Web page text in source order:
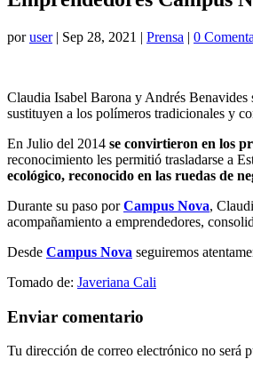
poruser| Sep 28, 2021 | Prensa | 0
Claudia Isabel Barona y Andrés Benavides
sustituyen a los polímeros tradicionales y
En Julio del 2014 se convirtieron en los
reconocimiento les permitió trasladarse a
ecológico, reconocido en las ruedas de
Durante su paso porCampus Nova,
acompañamiento a emprendedores,
Desde Campus Nova seguiremos
Tomado de: Javeriana Cali
Enviar comentario
Tu dirección de correo electrónico no será